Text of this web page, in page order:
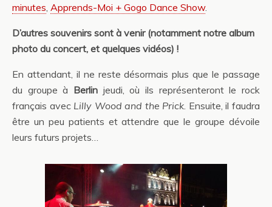
minutes Apprends-Moi + Gogo Dance Show.
D’autres souvenirs sont à venir (notamment notre album
photo du concert, et quelques vidéos) !
En attendant, il ne reste désormais plus que le passage
du groupe à Berlin jeudi, où ils représenteront le rock
français avec Lilly Wood and the Prick . Ensuite, il faudra
être un peu patients et attendre que le groupe dévoile
leurs futurs projets…